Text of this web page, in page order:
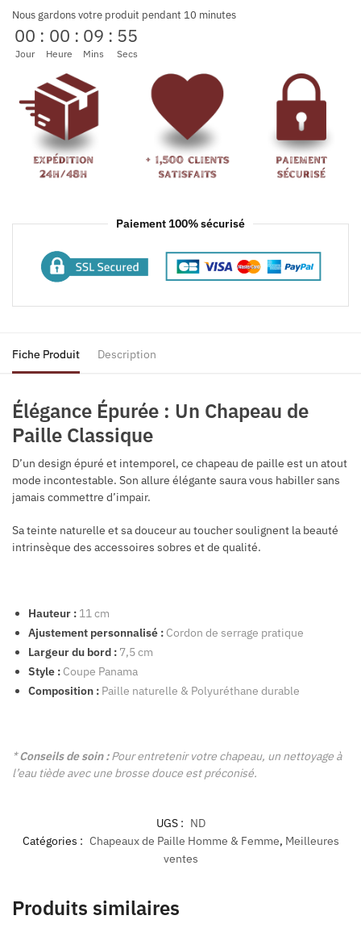
Nous gardons votre produit pendant 10 minutes
00
Jour
: 00
Heure
: 09
Mins
: 54
Secs
Paiement 100% sécurisé
Fiche Produit Description
Élégance Épurée : Un Chapeau de
Paille Classique
D’un design épuré et intemporel, ce chapeau de paille est un atout
mode incontestable. Son allure élégante saura vous habiller sans
jamais commettre d’impair.
Sa teinte naturelle et sa douceur au toucher soulignent la beauté
intrinsèque des accessoires sobres et de qualité.
Hauteur : 11 cm
Ajustement personnalisé : Cordon de serrage pratique
Largeur du bord : 7,5 cm
Style : Coupe Panama
Composition : Paille naturelle & Polyuréthane durable
*Conseils de soin :Pour entretenir votre chapeau, un nettoyage à
l’eau tiède avec une brosse douce est préconisé.
UGS : ND
Catégories : Chapeaux de Paille Homme & Femme, Meilleures
ventes
Produits similaires